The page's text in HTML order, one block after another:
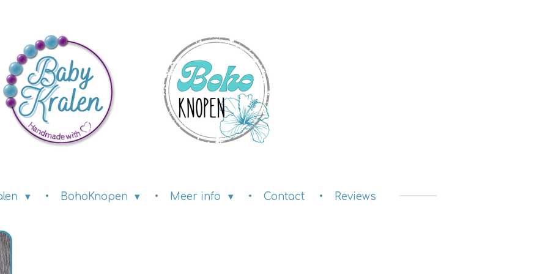
BohoKnopen Meer info Contact Reviews